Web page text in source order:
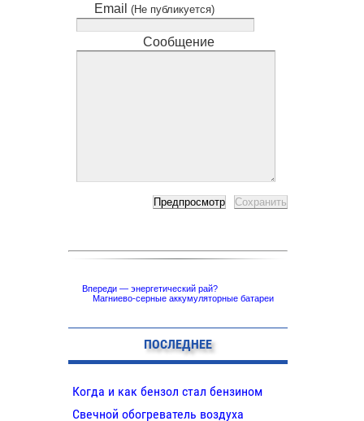
Email (Не публикуется)
Сообщение
Впереди — энергетический рай?
Магниево-серные аккумуляторные батареи
ПОСЛЕДНЕЕ
Когда и как бензол стал бензином
Свечной обогреватель воздуха